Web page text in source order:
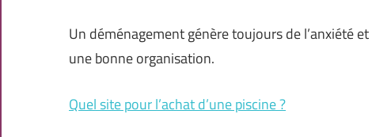
Un déménagement génère toujours de l’anxiété
une bonne organisation.
Quel site pour l’achat d’une piscine ?